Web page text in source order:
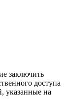
заключить
доступа
указанные на